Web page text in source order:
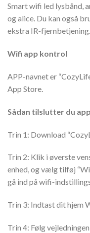
Smart wifi led lysbånd,
og alice. Du kan også
ekstra IR-fjernbetjening.
Wifi app kontrol
APP-navnet er
App Store.
Sådan tilslutter du
Trin 1: Download
Trin 2: Klik i øverste
enhed, og vælg tilføj
gå ind på wifi-
Trin 3: Indtast dit hjem
Trin 4: Følg